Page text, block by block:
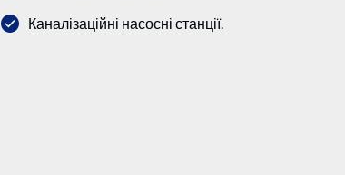
Каналізаційні насосні станції.